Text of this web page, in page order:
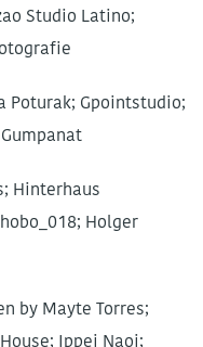
Studio Latino;
Poturak; Gpointstudio;
Hinterhaus
Holger
by Mayte Torres;
Ippei Naoi;